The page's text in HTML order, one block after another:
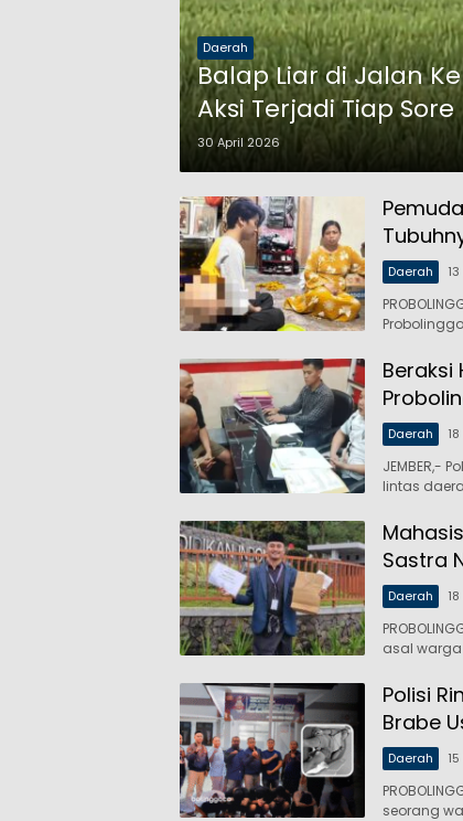
Daerah
Balap Liar di Jalan
Aksi Terjadi Tiap Sore
30 April 2026
Daerah
Beraksi
Daerah
JEMBER,-
lintas
Sastra
Daerah
asal warga
Polisi
Brabe
Daerah
seorang